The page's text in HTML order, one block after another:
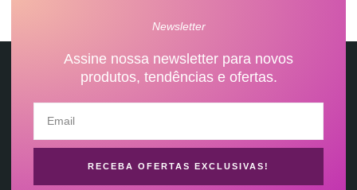
contato@conectarideias.com.br
Newsletter
Assine nossa newsletter para novos
produtos, tendências e ofertas.
RECEBA OFERTAS EXCLUSIVAS!